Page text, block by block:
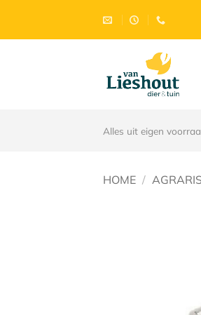
inhoud
Alles uit eigen
HOME /